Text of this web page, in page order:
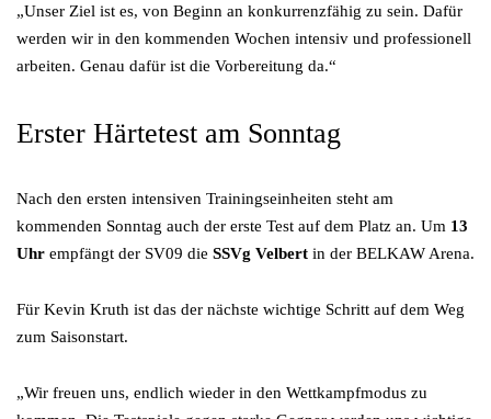
„Unser Ziel ist es, von Beginn an konkurrenzfähig zu sein. Dafür
werden wir in den kommenden Wochen intensiv und professionell
arbeiten. Genau dafür ist die Vorbereitung da.“
Erster Härtetest am Sonntag
Nach den ersten intensiven Trainingseinheiten steht am
kommenden Sonntag auch der erste Test auf dem Platz an. Um 13
Uhr empfängt der SV09 die SSVg Velbert in der BELKAW Arena.
Für Kevin Kruth ist das der nächste wichtige Schritt auf dem Weg
zum Saisonstart.
„Wir freuen uns, endlich wieder in den Wettkampfmodus zu